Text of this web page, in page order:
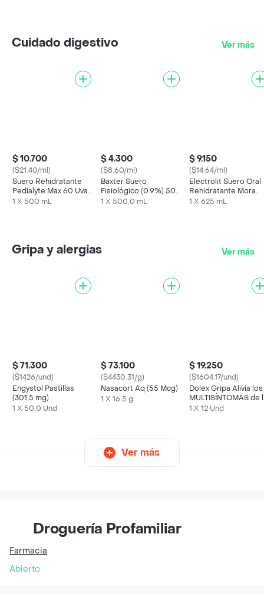
Cuidado digestivo Ver más
$ 10.700
($21.40/ml)
Suero Rehidratante
Pedialyte Max 60 Uva
Frasco 500 mL
1 X 500 mL
$ 4.300
($8.60/ml)
Baxter Suero
Fisiológico (0.9%) 500
mL
1 X 500.0 mL
$ 9.150
($14.64/ml)
Electrolit Suero Oral
Rehidratante Mora
Azul
1 X 625 mL
Gripa y alergias Ver más
$ 71.300
($1426/und)
Engystol Pastillas
(301.5 mg)
1 X 50.0 Und
$ 73.100
($4430.31/g)
Nasacort Aq (55 Mcg)
1 X 16.5 g
$ 19.250
($1604.17/und)
Dolex Gripa Alivia los
MULTISÍNTOMAS de
Gripa X 12 tabs
1 X 12 Und
Ver más
Droguería Profamiliar
Farmacia
Abierto